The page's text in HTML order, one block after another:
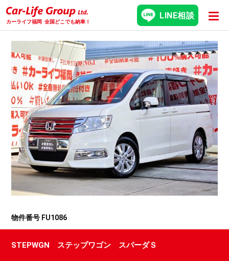
カーライフ福岡 全国どこでも納車！
LINE相談
物件番号 FU1086
STEPWGN ステップワゴン スパーダＳ